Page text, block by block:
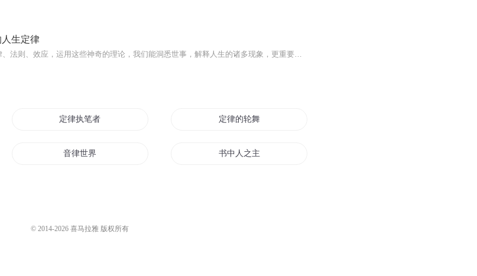
生定律
世界上有许多神奇的人生定律、法则、效应，运用这些神奇的理论，我们能洞悉世事，解释人生的诸多现象，更重要的是，这些理论能指导我们如何去做，如何去改变我们的命运。不管你是否知道这些定律法则，这些法则和定律都在起着决定性的作用——只是我们很少去关注它们。古今中外，那些伟大的成功者，都深谙这些法则与定律的奥妙所在。无论我们是谁，无论我们从事什么职业，我们都需要知道这些法则和定律。本书中共介绍了破窗理论、彼得原理、手表定律、羊群效应、二八法则、木桶定律、凡勃伦效应、蝴蝶效应等100多个人生定律、法则、效应。在简单地介绍了每个法则或定律的来源和基本理论后，就如何运用其解释人生中的现象并指导我们的工作和生活等进行了重点阐述，是一部可以启迪智慧、改变命运的人生枕边书。这些定律、法则、效应风靡全世界，无论是做人还是做事，都是成功人士所必知的。只要认真阅读此书，相信你一定会有所收获。你也可以利用这些神奇的法则、定理来驾驭你的一生，它将助你改变命运。
定律执笔者 定律的轮舞
音律世界 书中人之主角不死定律
© 2014-2026 喜马拉雅 版权所有